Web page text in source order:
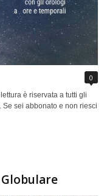
0
è riservata a tutti gli
sei abbonato e non riesci
Globulare